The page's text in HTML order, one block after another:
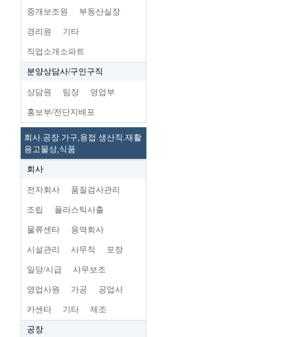
중개보조원 부동산실장
경리원 기타
직업소개소파트
분양상담사/구인구직
상담원 팀장 영업부
홍보부/전단지배포
회사.공장.가구,용접.생산직.재활
용고물상,식품
회사
전자회사 품질검사관리
조립 플라스틱사출
물류센타 용역회사
시설관리 사무직 포장
일당/시급 사무보조
영업사원 가공 공업사
카센타 기타 제조
공장